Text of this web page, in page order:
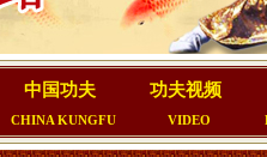
中国功夫
CHINA KUNGFU
功夫视频
VIDEO